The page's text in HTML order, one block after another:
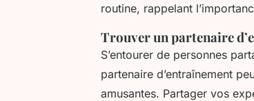
routine, rappelant
Trouver un partenaire
S’entourer de personnes
partenaire d’entraînement
amusantes. Partager vos